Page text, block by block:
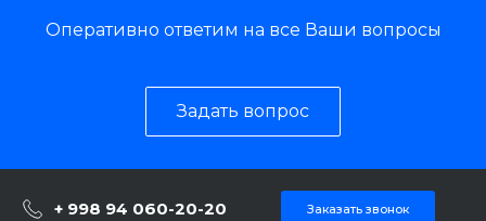
Оперативно ответим на все Ваши вопросы
Задать вопрос
+ 998 94 060-20-20 Заказать звонок